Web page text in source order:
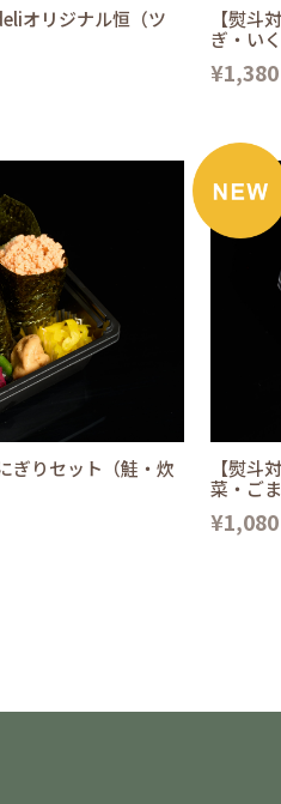
オリジナル恒（ツ
【熨斗
ぎ・い
¥1,380
ぎりセット（鮭・炊
【熨斗
菜・ごま
¥1,080